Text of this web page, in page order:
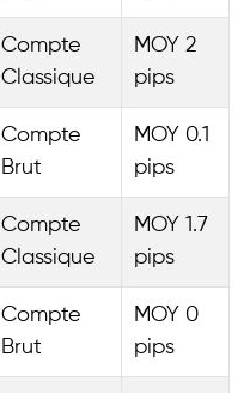
Compte
Classique
MOY 2
pips
Compte
Brut
MOY 0.1
pips
Compte
Classique
MOY 1.7
pips
Compte
Brut
MOY 0
pips